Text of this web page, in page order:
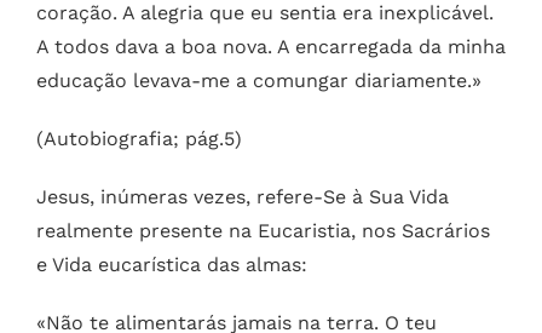
coração. A alegria que eu sentia era inexplicável.
A todos dava a boa nova. A encarregada da minha
educação levava-me a comungar diariamente.»
(Autobiografia; pág.5)
Jesus, inúmeras vezes, refere-Se à Sua Vida
realmente presente na Eucaristia, nos Sacrários
e Vida eucarística das almas:
«Não te alimentarás jamais na terra. O teu